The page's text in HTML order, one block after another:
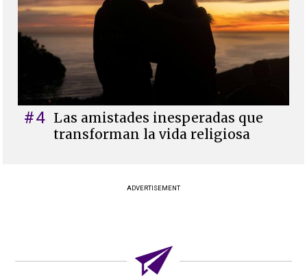
#4 Las amistades inesperadas que
transforman la vida religiosa
ADVERTISEMENT